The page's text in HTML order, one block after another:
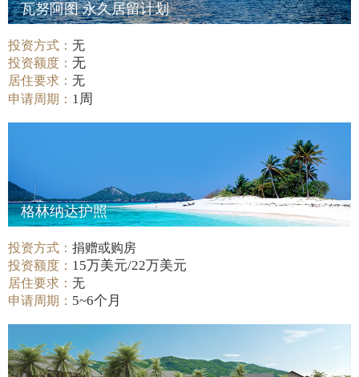
瓦努阿图 永久居留计划
投资方式：无
投资额度：无
居住要求：无
申请周期： 1周
格林纳达护照
投资方式：捐赠或购房
投资额度： 15万美元/22万美元
居住要求：无
申请周期： 5~6个月